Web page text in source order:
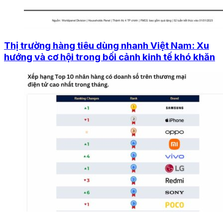
Thị trường hàng tiêu dùng nhanh Việt Nam: Xu
hướng và cơ hội trong bối cảnh kinh tế khó khăn